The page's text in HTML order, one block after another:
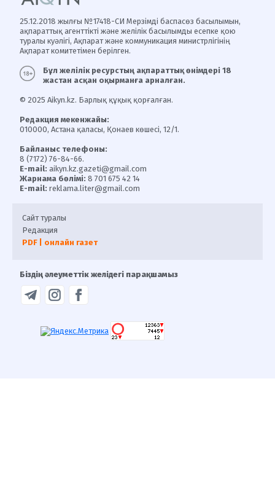
25.12.2018 жылғы №17418-СИ Мерзімді баспасөз басылымын,
ақпараттық агенттікті және желілік басылымды есепке қою
туралы куәлігі, Ақпарат және коммуникация министрлігінің
Ақпарат комитетімен берілген.
Бұл желілік ресурстың ақпараттық өнімдері 18
жастан асқан оқырманға арналған.
© 2025 Aikyn.kz. Барлық құқық қорғалған.
Редакция мекенжайы:
010000, Астана қаласы, Қонаев көшесі, 12/1.
Байланыс телефоны:
8 (7172) 76-84-66.
E-mail: aikyn.kz.gazeti@gmail.com
Жарнама бөлімі: 8 701 675 42 14
E-mail: reklama.liter@gmail.com
Сайт туралы
Редакция
PDF | онлайн газет
Біздің әлеуметтік желідегі парақшамыз